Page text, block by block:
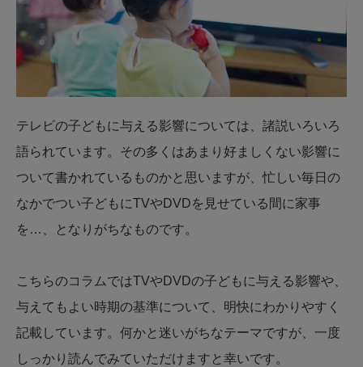
テレビの子どもに与える影響については、諸説いろいろ
語られています。その多くはあまり好ましくない影響に
ついて書かれているものかと思いますが、忙しい毎日の
なかでつい子どもにTVやDVDを見せている間に家事
を…、となりがちなものです。
こちらのコラムではTVやDVDの子どもに与える影響や、
与えてもよい時期の基準について、明快にわかりやすく
記載しています。何かと迷いがちなテーマですが、一度
しっかり読んでみていただけますと幸いです。